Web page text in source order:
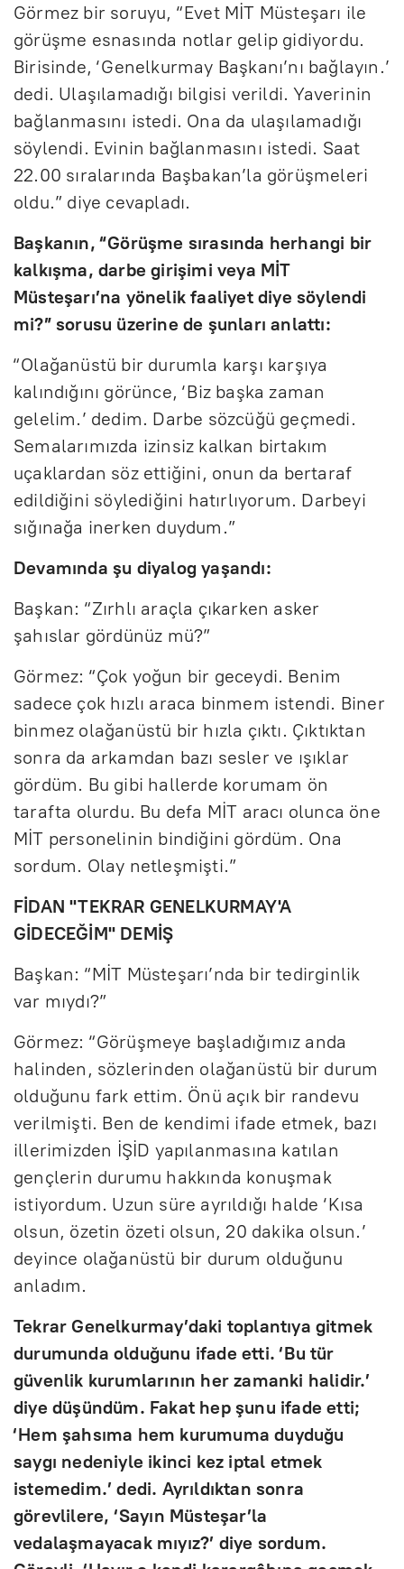
Görmez bir soruyu, “Evet MİT Müsteşarı ile
görüşme esnasında notlar gelip gidiyordu.
Birisinde, ‘Genelkurmay Başkanı’nı bağlayın.’
dedi. Ulaşılamadığı bilgisi verildi. Yaverinin
bağlanmasını istedi. Ona da ulaşılamadığı
söylendi. Evinin bağlanmasını istedi. Saat
22.00 sıralarında Başbakan’la görüşmeleri
oldu.” diye cevapladı.
Başkanın, “Görüşme sırasında herhangi bir
kalkışma, darbe girişimi veya MİT
Müsteşarı’na yönelik faaliyet diye söylendi
mi?” sorusu üzerine de şunları anlattı:
“Olağanüstü bir durumla karşı karşıya
kalındığını görünce, ‘Biz başka zaman
gelelim.’ dedim. Darbe sözcüğü geçmedi.
Semalarımızda izinsiz kalkan birtakım
uçaklardan söz ettiğini, onun da bertaraf
edildiğini söylediğini hatırlıyorum. Darbeyi
sığınağa inerken duydum.”
Devamında şu diyalog yaşandı:
Başkan: “Zırhlı araçla çıkarken asker
şahıslar gördünüz mü?”
Görmez: “Çok yoğun bir geceydi. Benim
sadece çok hızlı araca binmem istendi. Biner
binmez olağanüstü bir hızla çıktı. Çıktıktan
sonra da arkamdan bazı sesler ve ışıklar
gördüm. Bu gibi hallerde korumam ön
tarafta olurdu. Bu defa MİT aracı olunca öne
MİT personelinin bindiğini gördüm. Ona
sordum. Olay netleşmişti.”
FİDAN "TEKRAR GENELKURMAY'A
GİDECEĞİM" DEMİŞ
Başkan: “MİT Müsteşarı’nda bir tedirginlik
var mıydı?”
Görmez: “Görüşmeye başladığımız anda
halinden, sözlerinden olağanüstü bir durum
olduğunu fark ettim. Önü açık bir randevu
verilmişti. Ben de kendimi ifade etmek, bazı
illerimizden İŞİD yapılanmasına katılan
gençlerin durumu hakkında konuşmak
istiyordum. Uzun süre ayrıldığı halde ‘Kısa
olsun, özetin özeti olsun, 20 dakika olsun.’
deyince olağanüstü bir durum olduğunu
anladım.
Tekrar Genelkurmay’daki toplantıya gitmek
durumunda olduğunu ifade etti. ‘Bu tür
güvenlik kurumlarının her zamanki halidir.’
diye düşündüm. Fakat hep şunu ifade etti;
‘Hem şahsıma hem kurumuma duyduğu
saygı nedeniyle ikinci kez iptal etmek
istemedim.’ dedi. Ayrıldıktan sonra
görevlilere, ‘Sayın Müsteşar’la
vedalaşmayacak mıyız?’ diye sordum.